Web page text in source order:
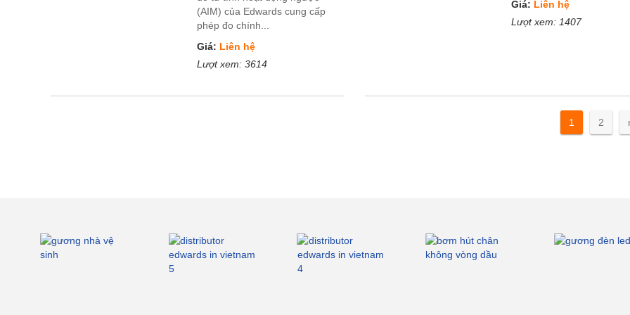
(AIM) của Edwards cung cấp
phép đo chính...
Giá: Liên hệ
Lượt xem: 3614
Giá: Liên hệ
Lượt xem: 1407
1 2